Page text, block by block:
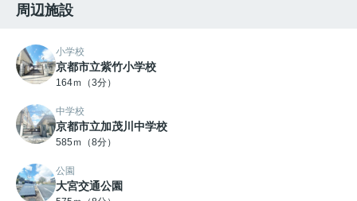
周辺施設
小学校
京都市立紫竹小学校
164ｍ（3分）
中学校
京都市立加茂川中学校
585ｍ（8分）
公園
大宮交通公園